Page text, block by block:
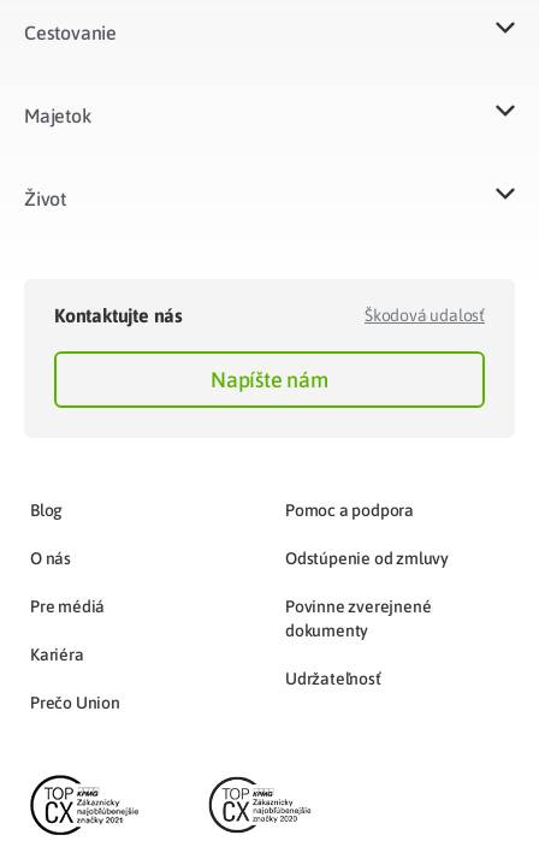
Cestovanie
Majetok​
Život​
Kontaktujte nás Škodová udalosť
Napíšte nám
Blog
O nás
Pre médiá
Kariéra
Prečo Union
Pomoc a podpora
Odstúpenie od zmluvy
Povinne zverejnené
dokumenty
Udržateľnosť